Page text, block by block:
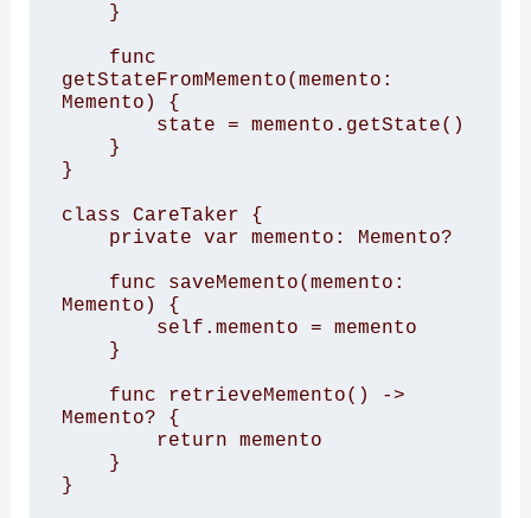
getStateFromMemento(memento:
Memento) {
}
class CareTaker {
Memento) {
Memento? {
}